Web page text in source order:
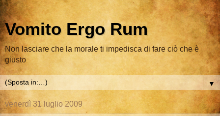
Vomito Ergo Rum
Non lasciare che la morale ti impedisca di fare ciò che è
giusto
▼
venerdì 31 luglio 2009